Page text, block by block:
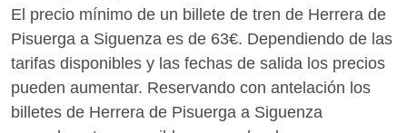
El precio mínimo de un billete de tren de Herrera de
Pisuerga a Siguenza es de 63€. Dependiendo de las
tarifas disponibles y las fechas de salida los precios
pueden aumentar. Reservando con antelación los
billetes de Herrera de Pisuerga a Siguenza